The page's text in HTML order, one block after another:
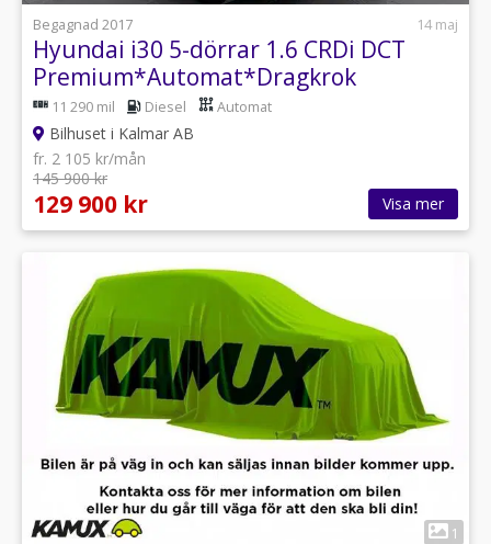
Begagnad 2017
14 maj
Hyundai i30 5-dörrar 1.6 CRDi DCT
Premium*Automat*Dragkrok
11 290 mil Diesel Automat
Bilhuset i Kalmar AB
fr. 2 105 kr/mån
145 900 kr
129 900 kr Visa mer
1